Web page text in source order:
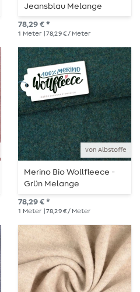
Jeansblau Melange
78,29 € *
1 Meter | 78,29 € / Meter
von Albstoffe
Merino Bio Wollfleece -
Grün Melange
78,29 € *
1 Meter | 78,29 € / Meter